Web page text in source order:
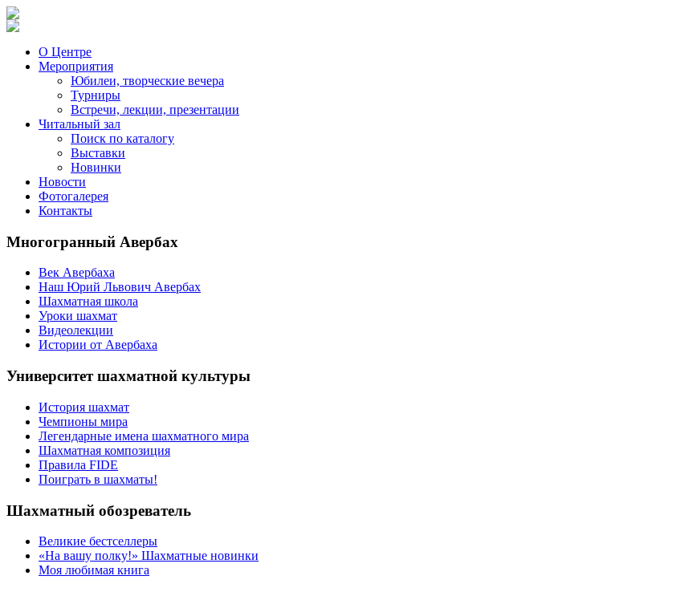
О Центре
Мероприятия
Юбилеи, творческие вечера
Турниры
Встречи, лекции, презентации
Читальный зал
Поиск по каталогу
Выставки
Новинки
Новости
Фотогалерея
Контакты
Многогранный Авербах
Век Авербаха
Наш Юрий Львович Авербах
Шахматная школа
Уроки шахмат
Видеолекции
Истории от Авербаха
Университет шахматной культуры
История шахмат
Чемпионы мира
Легендарные имена шахматного мира
Шахматная композиция
Правила FIDE
Поиграть в шахматы!
Шахматный обозреватель
Великие бестселлеры
«На вашу полку!» Шахматные новинки
Моя любимая книга